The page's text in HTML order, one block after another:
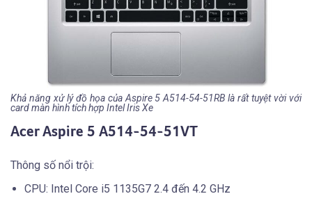
Khả năng xử lý đồ họa của Aspire 5 A514-54-51RB là rất tuyệt vời với
card màn hình tích hợp Intel Iris Xe
Acer Aspire 5 A514-54-51VT
Thông số nổi trội:
CPU: Intel Core i5 1135G7 2.4 đến 4.2 GHz